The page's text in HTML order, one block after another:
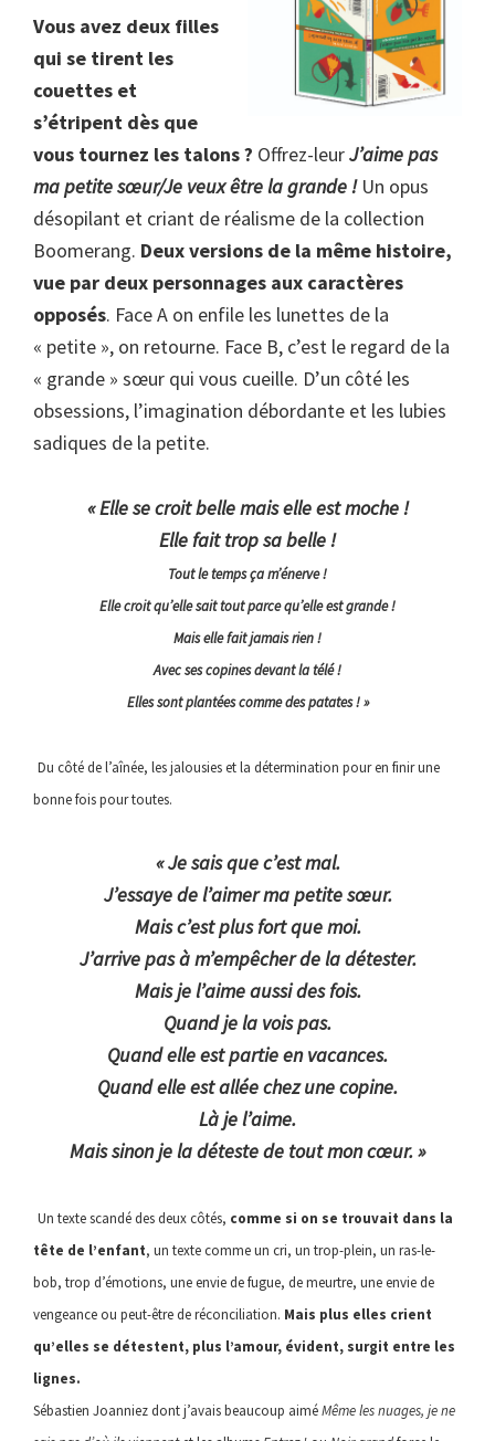
Vous avez deux filles
qui se tirent les
couettes et
s’étripent dès que
vous tournez les talons ? Offrez-leurJ’aime pas
ma petite sœur/Je veux être la grande !Un opus
désopilant et criant de réalisme de la collection
Boomerang. Deux versions de la même histoire,
vue par deux personnages aux caractères
opposés. Face A on enfile les lunettes de la
« petite », on retourne. Face B, c’est le regard de la
« grande » sœur qui vous cueille. D’un côté les
obsessions, l’imagination débordante et les lubies
sadiques de la petite.
« Elle se croit belle mais elle est moche !
Elle fait trop sa belle !
Tout le temps ça m’énerve !
Elle croit qu’elle sait tout parce qu’elle est grande !
Mais elle fait jamais rien !
Avec ses copines devant la télé !
Elles sont plantées comme des patates !»
Du côté de l’aînée, les jalousies et la détermination pour en finir une
bonne fois pour toutes.
« Je sais que c’est mal.
J’essaye de l’aimer ma petite sœur.
Mais c’est plus fort que moi.
J’arrive pas à m’empêcher de la détester.
Mais je l’aime aussi des fois.
Quand je la vois pas.
Quand elle est partie en vacances.
Quand elle est allée chez une copine.
Là je l’aime.
Mais sinon je la déteste de tout mon cœur. »
Un texte scandé des deux côtés, comme si on se trouvait dans la
tête de l’enfant, un texte comme un cri, un trop-plein, un ras-le-
bob, trop d’émotions, une envie de fugue, de meurtre, une envie de
vengeance ou peut-être de réconciliation. Mais plus elles crient
qu’elles se détestent, plus l’amour, évident, surgit entre les
lignes.
Sébastien Joanniez dont j’avais beaucoup aiméMême les nuages, je ne